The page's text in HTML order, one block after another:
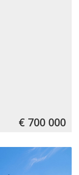
€ 700 000